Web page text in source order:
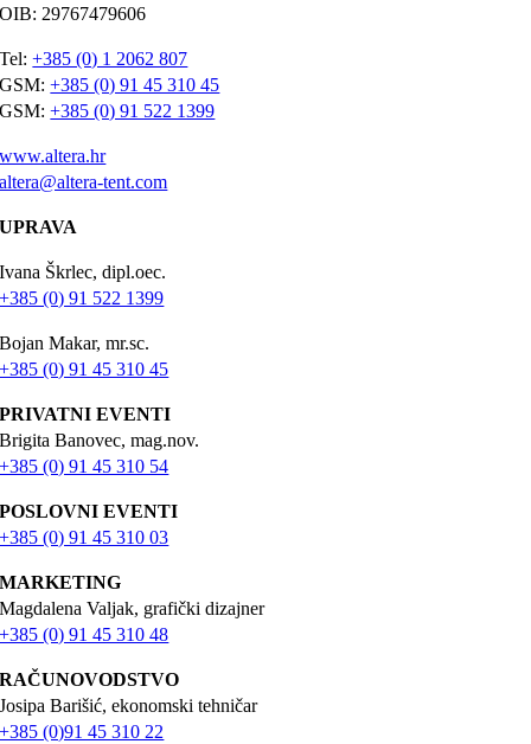
OIB: 29767479606
Tel:+385 (0) 1 2062 807
GSM:+385 (0) 91 45 310 45
GSM:+385 (0) 91 522 1399
www.altera.hr
altera@altera-tent.com
UPRAVA
Ivana Škrlec, dipl.oec.
+385 (0) 91 522 1399
Bojan Makar, mr.sc.
+385 (0) 91 45 310 45
PRIVATNI EVENTI
Brigita Banovec, mag.nov.
+385 (0) 91 45 310 54
POSLOVNI EVENTI
+385 (0) 91 45 310 03
MARKETING
Magdalena Valjak, grafički dizajner
+385 (0) 91 45 310 48
RAČUNOVODSTVO
Josipa Barišić, ekonomski tehničar
+385 (0)91 45 310 22